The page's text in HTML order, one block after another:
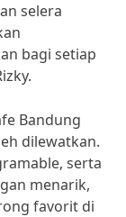
selera
bagi setiap
Bandung
dilewatkan.
serta
menarik,
favorit di